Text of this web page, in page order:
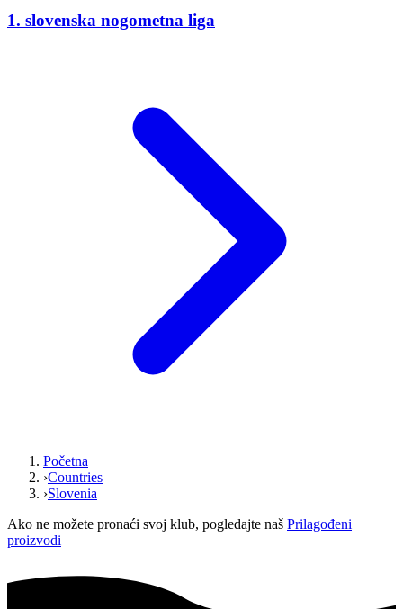
1. slovenska nogometna liga
Početna
›Countries
›Slovenia
Ako ne možete pronaći svoj klub, pogledajte naš Prilagođeni
proizvodi